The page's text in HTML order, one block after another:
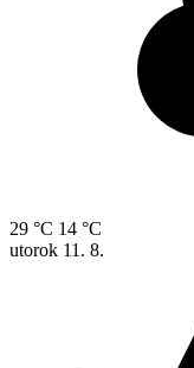
29 °C 14 °C
utorok 11. 8.